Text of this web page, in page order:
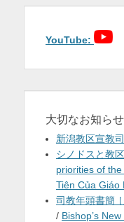
ー
ョ
YouTube:
大切なお知らせ
新潟教区宣教
シノドスと教
priorities of
Tiên Của Giáo
司教年頭書簡
/ Bishop’s